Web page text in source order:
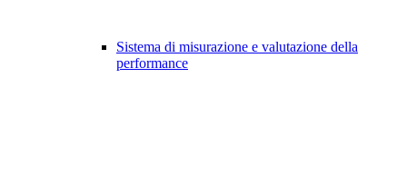
Sistema di misurazione e valutazione della
performance